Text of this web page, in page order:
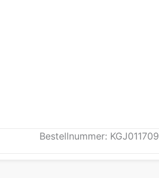
Bestellnummer: KGJ011709